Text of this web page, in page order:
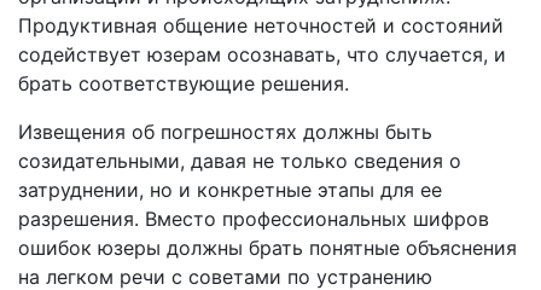
Продуктивная общение неточностей и состояний
содействует юзерам осознавать, что случается, и
брать соответствующие решения.
Извещения об погрешностях должны быть
созидательными, давая не только сведения о
затруднении, но и конкретные этапы для ее
разрешения. Вместо профессиональных шифров
ошибок юзеры должны брать понятные объяснения
на легком речи с советами по устранению